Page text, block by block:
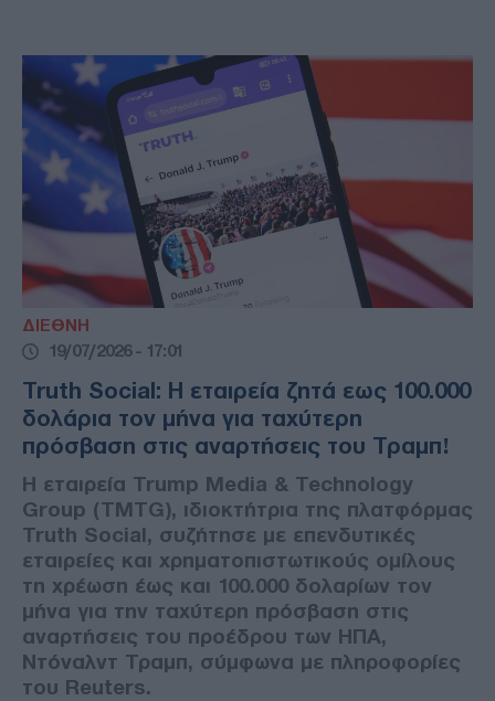
ΔΙΕΘΝΗ
19/07/2026 - 17:01
Truth Social: Η εταιρεία ζητά εως 100.000
δολάρια τον μήνα για ταχύτερη
πρόσβαση στις αναρτήσεις του Τραμπ!
Η εταιρεία Trump Media & Technology
Group (TMTG), ιδιοκτήτρια της πλατφόρμας
Truth Social, συζήτησε με επενδυτικές
εταιρείες και χρηματοπιστωτικούς ομίλους
τη χρέωση έως και 100.000 δολαρίων τον
μήνα για την ταχύτερη πρόσβαση στις
αναρτήσεις του προέδρου των ΗΠΑ,
Ντόναλντ Τραμπ, σύμφωνα με πληροφορίες
του Reuters.